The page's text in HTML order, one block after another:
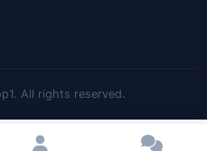
All rights reserved.